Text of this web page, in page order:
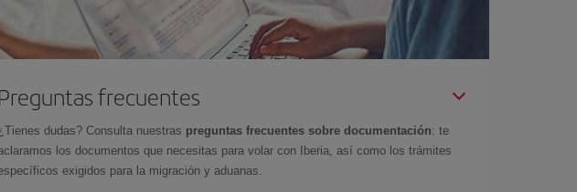
Preguntas frecuentes
dudas? Consulta nuestras preguntas frecuentes sobre documentación: te
los documentos que necesitas para volar con Iberia, así como los trámites
exigidos para la migración y aduanas.